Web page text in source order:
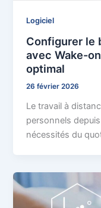
Logiciel
Configurer le
avec Wake-
optimal
26 février 2026
Le travail à
personnels
nécessités du